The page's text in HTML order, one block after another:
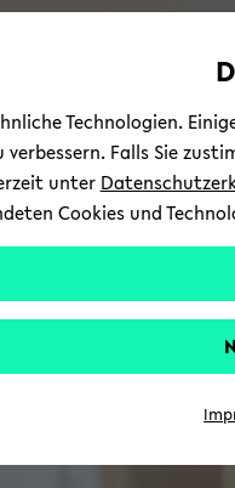
Technologien.
Falls Sie
unter
Cookies und